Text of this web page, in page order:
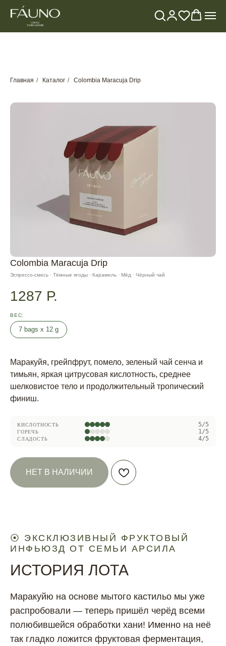
Главная / Каталог / Colombia Maracuja Drip
Colombia Maracuja Drip
Эспрессо-смесь · Тёмные ягоды · Карамель · Мёд · Чёрный чай
1287 Р.
ВЕС
7 bags х 12 g
Маракуйя, грейпфрут, помело, зеленый чай сенча и
тимьян, яркая цитрусовая кислотность, среднее
шелковистое тело и продолжительный тропический
финиш.
КИСЛОТНОСТЬ 5/5
ГОРЕЧЬ 1/5
СЛАДОСТЬ 4/5
НЕТ В НАЛИЧИИ
⦿ ЭКСКЛЮЗИВНЫЙ ФРУКТОВЫЙ
ИНФЬЮЗД ОТ СЕМЬИ АРСИЛА
ИСТОРИЯ ЛОТА
Маракуйю на основе мытого кастильо мы уже
распробовали — теперь пришёл черёд всеми
полюбившейся обработки хани! Именно на неё
так гладко ложится фруктовая ферментация,